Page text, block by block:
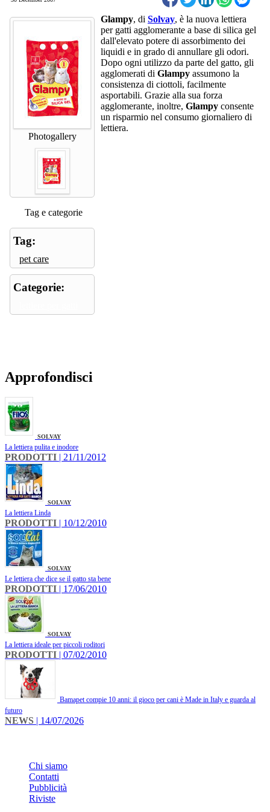
Photogallery
Tag e categorie
Tag:
pet care
Categorie:
Glampy, di Solvay, è la nuova lettiera
per gatti agglomerante a base di silica gel
dall'elevato potere di assorbimento dei
liquidi e in grado di annullare gli odori.
Dopo ogni utilizzo da parte del gatto, gli
agglomerati di Glampy assumono la
consistenza di ciottoli, facilmente
asportabili. Grazie alla sua forza
agglomerante, inoltre, Glampy consente
un risparmio nel consumo giornaliero di
lettiera.
Approfondisci
SOLVAY
La lettiera pulita e inodore
PRODOTTI | 21/11/2012
SOLVAY
La lettiera Linda
PRODOTTI | 10/12/2010
SOLVAY
Le lettiera che dice se il gatto sta bene
PRODOTTI | 17/06/2010
SOLVAY
La lettiera ideale per piccoli roditori
PRODOTTI | 07/02/2010
Bamapet compie 10 anni: il gioco per cani è Made in Italy e guarda al
futuro
NEWS | 14/07/2026
Chi siamo
Contatti
Pubblicità
Riviste